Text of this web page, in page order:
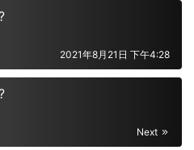
2021年8月21日 下午4:28
Next